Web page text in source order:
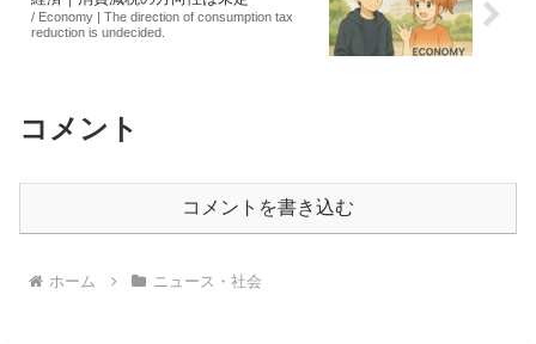
/ Economy | The direction of consumption tax
reduction is undecided.
コメント
コメントを書き込む
ホーム ニュース・社会